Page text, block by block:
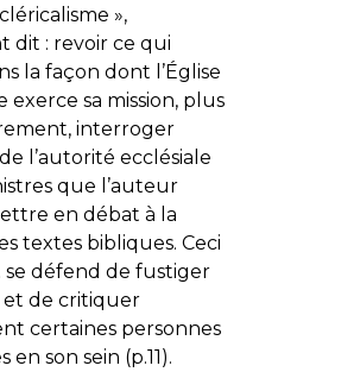
»,
dit : revoir ce qui
la façon dont l’Église
exerce sa mission, plus
interroger
de l’autorité ecclésiale
que l’auteur
en débat à la
textes bibliques. Ceci
se défend de fustiger
et de critiquer
certaines personnes
son sein (p.11).